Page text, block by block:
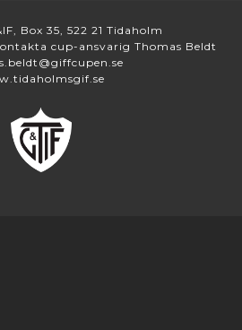
Box 35, 522 21 Tidaholm
cup-ansvarig Thomas Beldt